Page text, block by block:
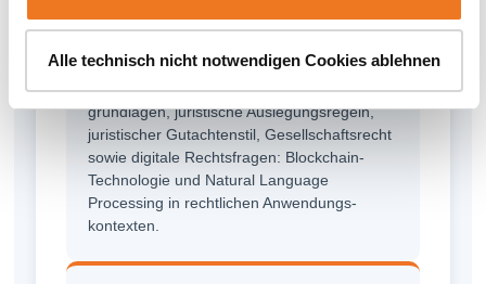
Alle technisch nicht notwendigen Cookies ablehnen
MODUL
Grundlagen des Rechts
Arten der Rechtsnormen und Anspruchs­
grundlagen, juristische Auslegungsregeln,
juristischer Gutachtenstil, Gesellschaftsrecht
sowie digitale Rechtsfragen: Blockchain-
Technologie und Natural Language
Processing in rechtlichen Anwendungs­
kontexten.